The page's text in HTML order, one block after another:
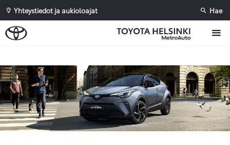
Yhteystiedot ja aukioloajat Hae